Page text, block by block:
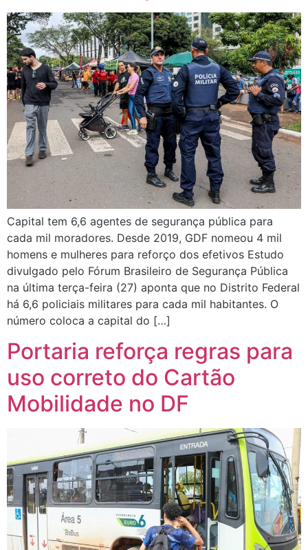
Capital tem 6,6 agentes de segurança pública para
cada mil moradores. Desde 2019, GDF nomeou 4 mil
homens e mulheres para reforço dos efetivos Estudo
divulgado pelo Fórum Brasileiro de Segurança Pública
na última terça-feira (27) aponta que no Distrito Federal
há 6,6 policiais militares para cada mil habitantes. O
número coloca a capital do […]
Portaria reforça regras para
uso correto do Cartão
Mobilidade no DF